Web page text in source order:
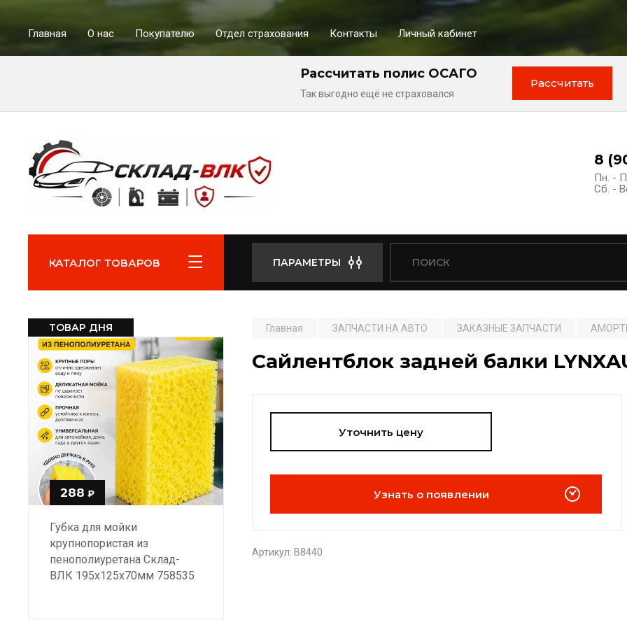
Главная О нас Покупателю Отдел страхования Контакты Личный кабинет
Рассчитать полис ОСАГО
Так выгодно ещё не страховался
Рассчитать
8
Пн. -
Сб. -
КАТАЛОГ ТОВАРОВ ПАРАМЕТРЫ
ТОВАР ДНЯ
288 ₽
Губка для мойки
крупнопористая из
пенополиуретана Склад-
ВЛК 195х125х70мм 758535
Главная ЗАПЧАСТИ НА АВТО ЗАКАЗНЫЕ ЗАПЧАСТИ
Сайлентблок задней балки
Уточнить цену
Узнать о появлении
Артикул: B8440